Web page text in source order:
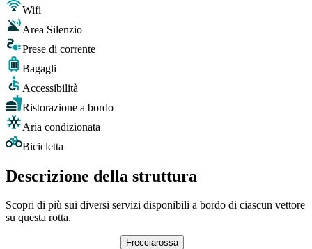
Wifi
Area Silenzio
Prese di corrente
Bagagli
Accessibilità
Ristorazione a bordo
Aria condizionata
Bicicletta
Descrizione della struttura
Scopri di più sui diversi servizi disponibili a bordo di ciascun vettore
su questa rotta.
Frecciarossa